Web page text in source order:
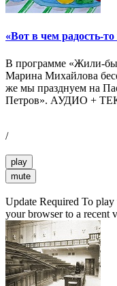
«Вот в чем радость-
В программе «Жили-
Марина Михайлова
же мы празднуем на
Петров». АУДИО +
/
play
mute
Update Required To play
your browser to a recent